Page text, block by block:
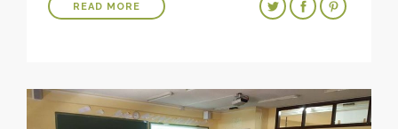
READ MORE